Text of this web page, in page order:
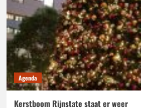
Agenda
Kerstboom Rijnstate staat er weer